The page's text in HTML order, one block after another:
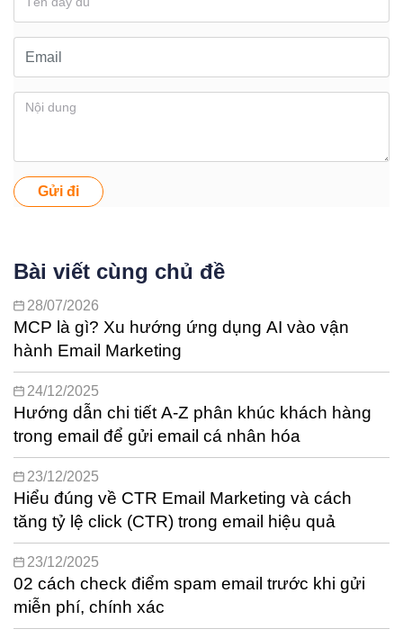
Gửi đi
Bài viết cùng chủ đề
28/07/2026
MCP là gì? Xu hướng ứng dụng AI vào vận
hành Email Marketing
24/12/2025
Hướng dẫn chi tiết A-Z phân khúc khách hàng
trong email để gửi email cá nhân hóa
23/12/2025
Hiểu đúng về CTR Email Marketing và cách
tăng tỷ lệ click (CTR) trong email hiệu quả
23/12/2025
02 cách check điểm spam email trước khi gửi
miễn phí, chính xác